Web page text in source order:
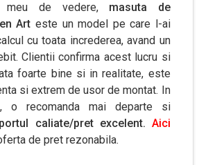
meu de vedere, masuta de
Art este un model pe care l-ai
cu toata increderea, avand un
Clientii confirma acest lucru si
foarte bine si in realitate, este
si extrem de usor de montat. In
o recomanda mai departe si
caliate/pret excelent. Aici
de pret rezonabila.